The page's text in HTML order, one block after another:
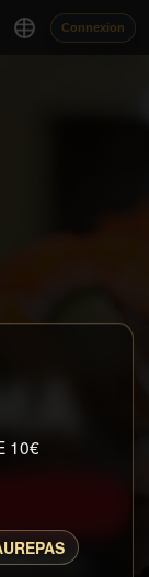
10€
Connexion